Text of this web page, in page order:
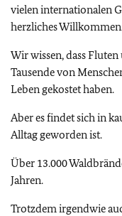
vielen internationalen
herzliches
Wir wissen, dass
Tausende von
Leben gekostet haben.
Aber es findet sich in
Alltag geworden ist.
Über 13.000
Jahren.
Trotzdem irgendwie